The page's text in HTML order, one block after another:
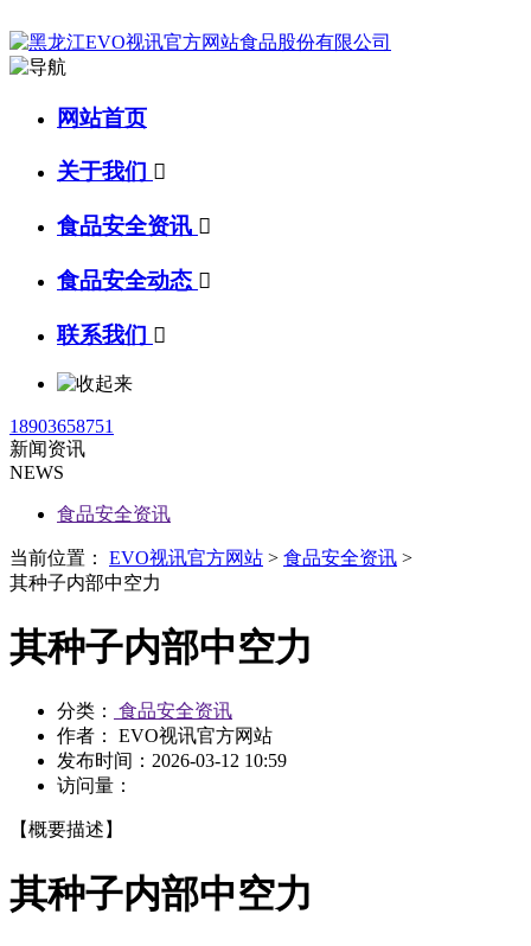
网站首页
关于我们 
食品安全资讯 
食品安全动态 
联系我们 
18903658751
新闻资讯
NEWS
食品安全资讯
当前位置： EVO视讯官方网站 > 食品安全资讯 >
其种子内部中空力
其种子内部中空力
分类：
食品安全资讯
作者： EVO视讯官方网站
发布时间： 2026-03-12 10:59
访问量：
【概要描述】
其种子内部中空力